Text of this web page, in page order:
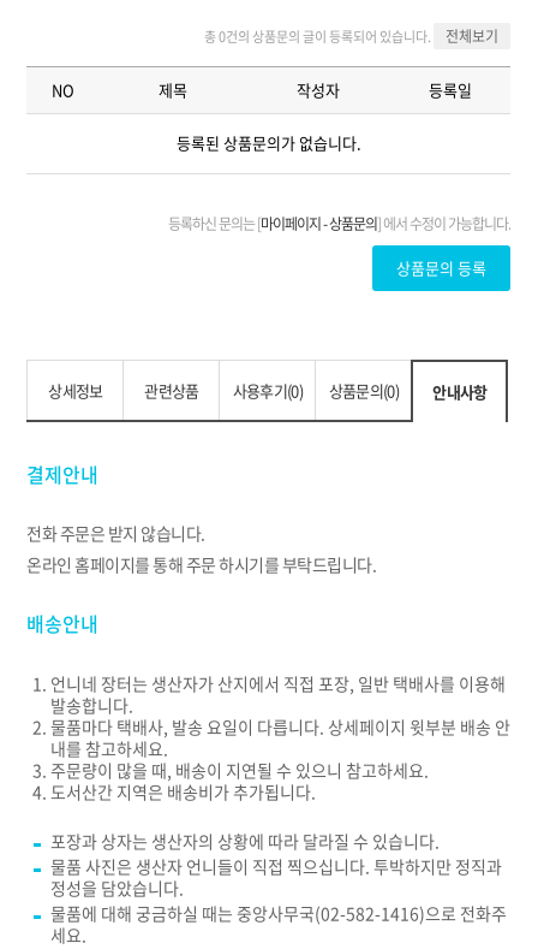
상세정보 관련상품 사용후기(0) 상품문의(0) 안내사항
결제안내
전화 주문은 받지 않습니다.
온라인 홈페이지를 통해 주문 하시기를 부탁드립니다.
배송안내
언니네 장터는 생산자가 산지에서 직접 포장, 일반 택배사를 이용해
발송합니다.
물품마다 택배사, 발송 요일이 다릅니다. 상세페이지 윗부분 배송 안
내를 참고하세요.
주문량이 많을 때, 배송이 지연될 수 있으니 참고하세요.
도서산간 지역은 배송비가 추가됩니다.
포장과 상자는 생산자의 상황에 따라 달라질 수 있습니다.
물품 사진은 생산자 언니들이 직접 찍으십니다. 투박하지만 정직과
정성을 담았습니다.
물품에 대해 궁금하실 때는 중앙사무국(02-582-1416)으로 전화주
세요.